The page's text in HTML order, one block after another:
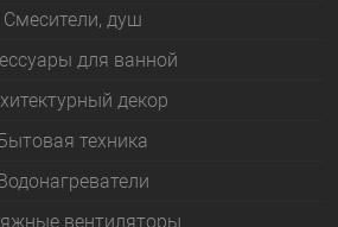
Смесители, душ
для ванной
декор
техника
вентиляторы